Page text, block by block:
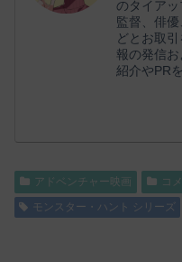
のタイア
監督、俳
どとお取
報の発信
紹介やPR
アドベンチャー映画 コ
モンスター・ハント シリーズ